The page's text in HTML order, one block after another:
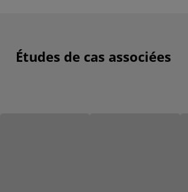
Études de cas associées